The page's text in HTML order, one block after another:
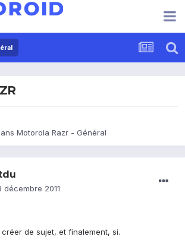
Motorola Razr - Général
décembre 2011
de sujet, et finalement, si.